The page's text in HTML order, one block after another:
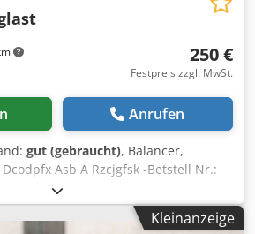
250 €
Festpreis zzgl. MwSt.
Anrufen
gut (gebraucht), Balancer,
Asb A Rzcjgfsk -Betstell Nr.:
mit Helmschienen Rollen und
Stück: 1-3 kg -Seillänge: 2 m -
-Eigengewicht: 12 kg Kleinanzeige